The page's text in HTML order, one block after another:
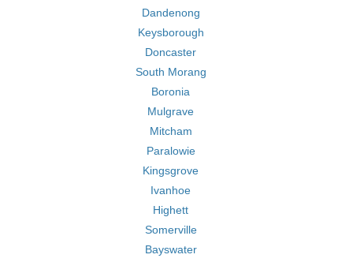
Dandenong
Keysborough
Doncaster
South Morang
Boronia
Mulgrave
Mitcham
Paralowie
Kingsgrove
Ivanhoe
Highett
Somerville
Bayswater